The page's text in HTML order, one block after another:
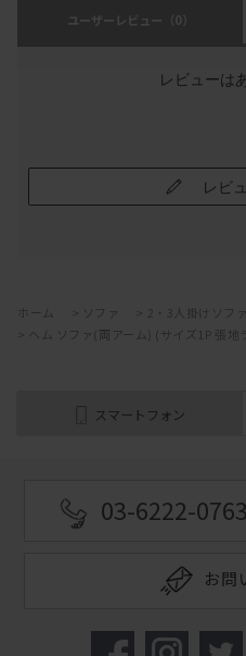
ユーザーレビュー （0）
レビューは
レビ
ホーム ソファ
2・3人掛けソファ
ヘム ソファ(両アーム) (サイズ1P 張
スマートフォン
03-6222-0763
お問